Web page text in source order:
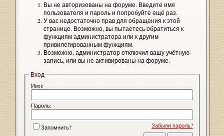
Вы не авторизованы на форуме. Введите имя
пользователя и пароль и попробуйте ещё раз.
У вас недостаточно прав для обращения к этой
странице. Возможно, вы пытаетесь обратиться к
функциям администратора или к другим
привилегированным функциям.
Возможно, администратор отключил вашу учётную
запись, или вы не активированы на форуме.
Вход
Имя:
Пароль:
Забыли пароль?
Запомнить?